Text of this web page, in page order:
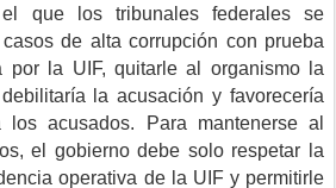
que los tribunales federales se
de alta corrupción con prueba
por la UIF, quitarle al organismo la
la acusación y favorecería
acusados. Para mantenerse al
el gobierno debe solo respetar la
operativa de la UIF y permitirle